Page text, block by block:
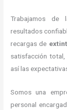
Trabajamos de
resultados
recargas de
satisfacción total,
así las
Somos una
personal